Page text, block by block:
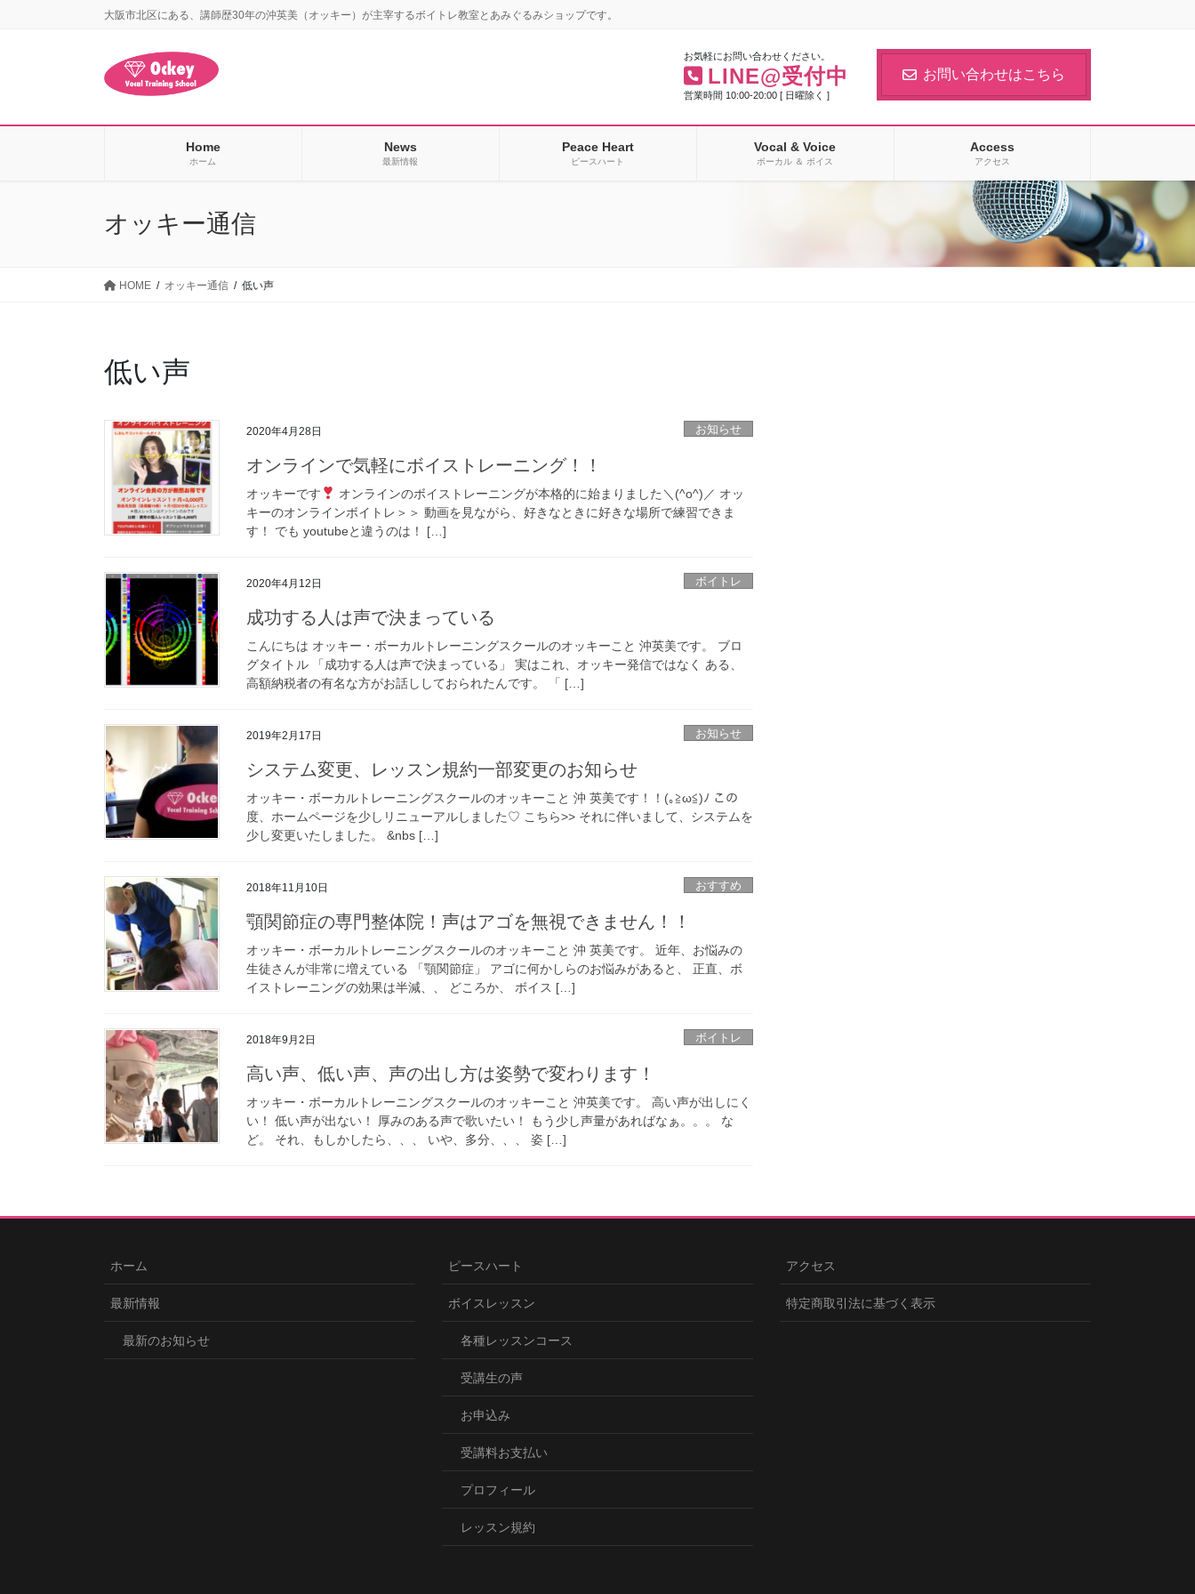
大阪市北区にある、講師歴30年の沖英美（オッキー）が主宰するボイトレ教室とあみぐるみショップです。
お気軽にお問い合わせください。
LINE@受付中
営業時間 10:00-20:00 [ 日曜除く ]
お問い合わせはこちら
Home
ホーム
News
最新情報
Peace Heart
ピースハート
Vocal & Voice
ボーカル ＆ ボイス
Access
アクセス
オッキー通信
HOME オッキー通信 低い声
低い声
2020年4月28日 お知らせ
オンラインで気軽にボイストレーニング！！
オッキーです
オンラインのボイストレーニングが本格的に始まりました＼(^o^)／ オッ
キーのオンラインボイトレ＞＞ 動画を見ながら、好きなときに好きな場所で練習できま
す！ でも youtubeと違うのは！ […]
2020年4月12日 ボイトレ
成功する人は声で決まっている
こんにちは オッキー・ボーカルトレーニングスクールのオッキーこと 沖英美です。 ブロ
グタイトル 「成功する人は声で決まっている」 実はこれ、オッキー発信ではなく ある、
高額納税者の有名な方がお話ししておられたんです。 「 […]
2019年2月17日 お知らせ
システム変更、レッスン規約一部変更のお知らせ
オッキー・ボーカルトレーニングスクールのオッキーこと 沖 英美です！！(｡≧ω≦)ﾉ この
度、ホームページを少しリニューアルしました♡ こちら>> それに伴いまして、システムを
少し変更いたしました。 &nbs […]
2018年11月10日 おすすめ
顎関節症の専門整体院！声はアゴを無視できません！！
オッキー・ボーカルトレーニングスクールのオッキーこと 沖 英美です。 近年、お悩みの
生徒さんが非常に増えている 「顎関節症」 アゴに何かしらのお悩みがあると、 正直、ボ
イストレーニングの効果は半減、、 どころか、 ボイス […]
2018年9月2日 ボイトレ
高い声、低い声、声の出し方は姿勢で変わります！
オッキー・ボーカルトレーニングスクールのオッキーこと 沖英美です。 高い声が出しにく
い！ 低い声が出ない！ 厚みのある声で歌いたい！ もう少し声量があればなぁ。。。 な
ど。 それ、もしかしたら、、、 いや、多分、、、 姿 […]
ホーム
最新情報
最新のお知らせ
ピースハート
ボイスレッスン
各種レッスンコース
受講生の声
お申込み
受講料お支払い
プロフィール
レッスン規約
アクセス
特定商取引法に基づく表示